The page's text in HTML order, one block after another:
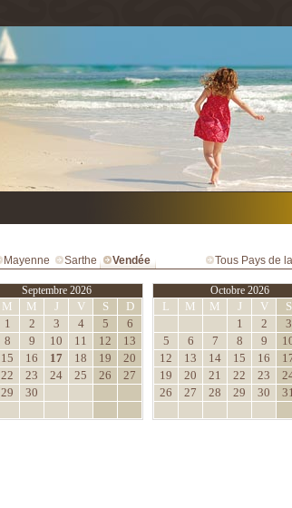
Mayenne Sarthe Vendée Tous Pays de
Septembre 2026
M M J V S
D
1
2 3 4 5
6
8 9 10 11 12
13
15 16 17 18 19
20
22 23 24 25 26
27
29 30
Octobre 2026
L M M J V S
1
2 3
5
6 7 8 9
12
13 14 15 16
19
20 21 22 23
26
27 28 29 30